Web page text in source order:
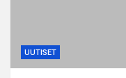
UUTISET